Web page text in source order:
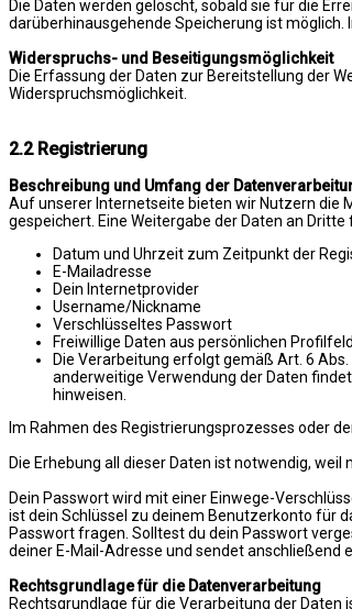
Die Daten werden gelöscht, sobald sie für die
darüberhinausgehende Speicherung ist
Widerspruchs- und Beseitigungsmöglichkeit
Die Erfassung der Daten zur Bereitstellung der
Widerspruchsmöglichkeit.
2.2 Registrierung
Beschreibung und Umfang der
Auf unserer Internetseite bieten wir Nutzern die
gespeichert. Eine Weitergabe der Daten an
Datum und Uhrzeit zum Zeitpunkt der
E-Mailadresse
Dein Internetprovider
Username/Nickname
Verschlüsseltes Passwort
Freiwillige Daten aus persönlichen
Die Verarbeitung erfolgt gemäß Art. 6
anderweitige Verwendung der Daten
hinweisen.
Im Rahmen des Registrierungsprozesses oder
Die Erhebung all dieser Daten ist notwendig,
Dein Passwort wird mit einer Einwege-
ist dein Schlüssel zu deinem Benutzerkonto für
Passwort fragen. Solltest du dein Passwort
deiner E-Mail-Adresse und sendet anschließend
Rechtsgrundlage für die Datenverarbeitung
Rechtsgrundlage für die Verarbeitung der Daten